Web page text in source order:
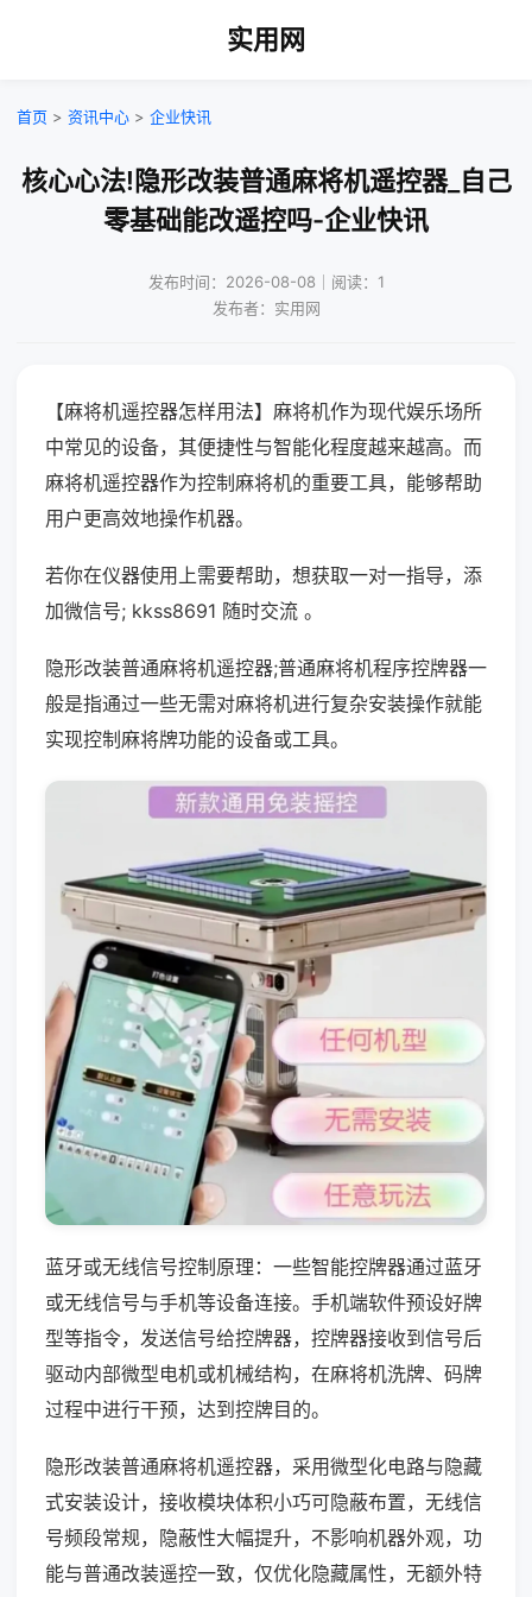
实用网
首页 > 资讯中心 > 企业快讯
核心心法!隐形改装普通麻将机遥控器_自己
零基础能改遥控吗-企业快讯
发布时间：2026-08-08｜阅读：1
发布者：实用网
【麻将机遥控器怎样用法】麻将机作为现代娱乐场所
中常见的设备，其便捷性与智能化程度越来越高。而
麻将机遥控器作为控制麻将机的重要工具，能够帮助
用户更高效地操作机器。
若你在仪器使用上需要帮助，想获取一对一指导，添
加微信号; kkss8691 随时交流 。
隐形改装普通麻将机遥控器;普通麻将机程序控牌器一
般是指通过一些无需对麻将机进行复杂安装操作就能
实现控制麻将牌功能的设备或工具。
蓝牙或无线信号控制原理：一些智能控牌器通过蓝牙
或无线信号与手机等设备连接。手机端软件预设好牌
型等指令，发送信号给控牌器，控牌器接收到信号后
驱动内部微型电机或机械结构，在麻将机洗牌、码牌
过程中进行干预，达到控牌目的。
隐形改装普通麻将机遥控器，采用微型化电路与隐藏
式安装设计，接收模块体积小巧可隐蔽布置，无线信
号频段常规，隐蔽性大幅提升，不影响机器外观，功
能与普通改装遥控一致，仅优化隐藏属性，无额外特